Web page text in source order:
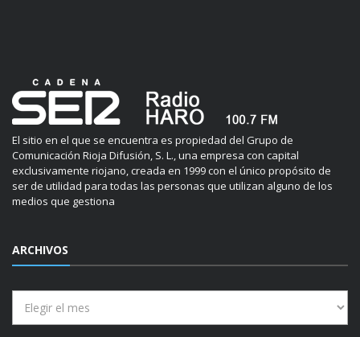
El sitio en el que se encuentra es propiedad del Grupo de
Comunicación Rioja Difusión, S. L., una empresa con capital
exclusivamente riojano, creada en 1999 con el único propósito de
ser de utilidad para todas las personas que utilizan alguno de los
medios que gestiona
ARCHIVOS